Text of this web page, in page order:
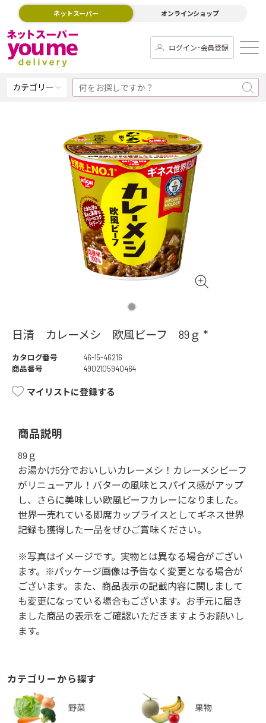
ネットスーパー オンラインショップ
ログイン･会員登録
カテゴリー
日清 カレーメシ 欧風ビーフ 89ｇ *
カタログ番号
46-15-46216
商品番号
4902105940464
マイリストに登録する
商品説明
89ｇ
お湯かけ5分でおいしいカレーメシ！カレーメシビーフ
がリニューアル！バターの風味とスパイス感がアップ
し、さらに美味しい欧風ビーフカレーになりました。
世界一売れている即席カップライスとしてギネス世界
記録も獲得した一品をぜひご賞味ください。
※写真はイメージです。実物とは異なる場合がござい
ます。※パッケージ画像は予告なく変更となる場合が
ございます。また、商品表示の記載内容に関しまして
も変更になっている場合もございます。お手元に届き
ました商品の表示をご確認いただきますようお願いし
ます。
カテゴリーから探す